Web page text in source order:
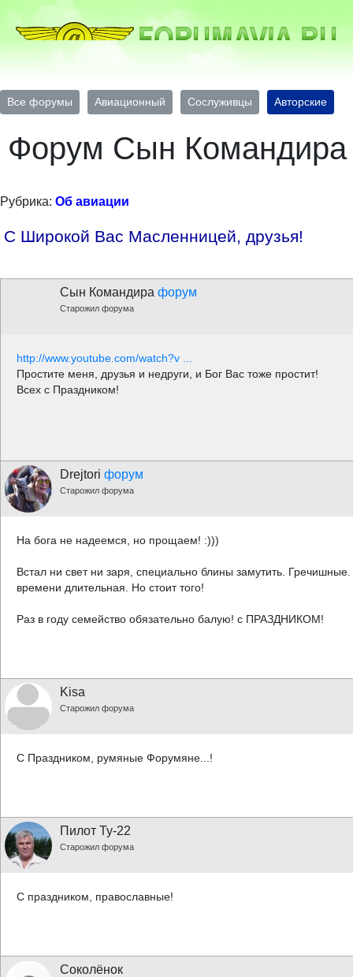
Все форумы Авиационный Сослуживцы Авторские
Форум Сын Командира
Рубрика: Об авиации
С Широкой Вас Масленницей, друзья!
Сын Командира форум
Старожил форума
http://www.youtube.com/watch?v ...
Простите меня, друзья и недруги, и Бог Вас тоже простит!
Всех с Праздником!
Drejtori форум
Старожил форума
На бога не надеемся, но прощаем! :)))
Встал ни свет ни заря, специально блины замутить.
времени длительная. Но стоит того!
Раз в году семейство обязательно балую! с ПРАЗДНИКОМ!
Kisa
Старожил форума
С Праздником, румяные Форумяне...!
Пилот Ту-22
Старожил форума
С праздником, православные!
Соколёнок